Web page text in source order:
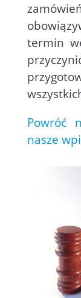
termin
Powróć
nasze